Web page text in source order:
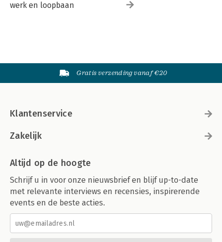
werk en loopbaan
Gratis verzending vanaf €20
Klantenservice
Zakelijk
Altijd op de hoogte
Schrijf u in voor onze nieuwsbrief en blijf up-to-date
met relevante interviews en recensies, inspirerende
events en de beste acties.